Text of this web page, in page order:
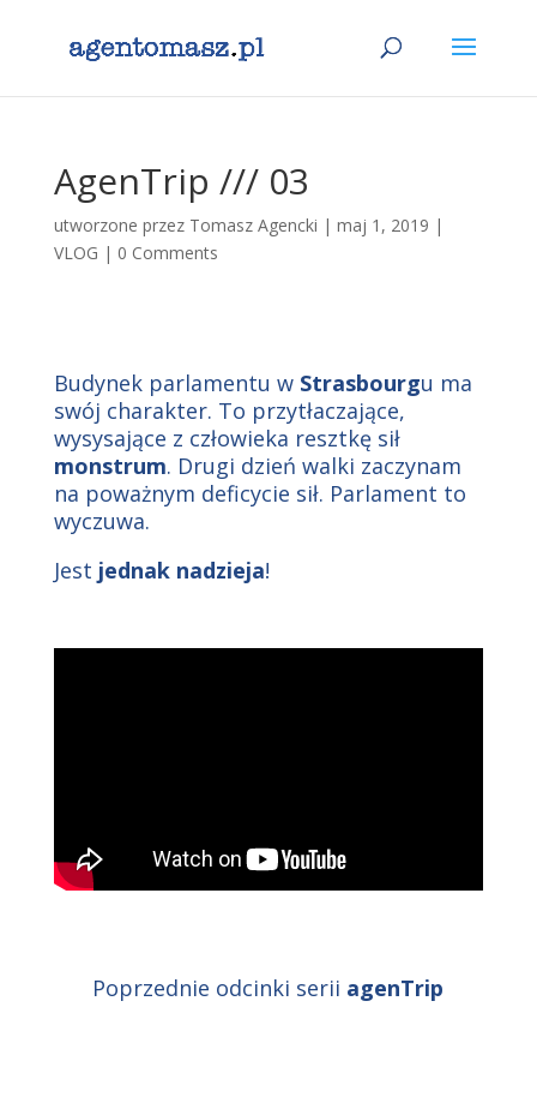
AgenTrip /// 03
utworzone przez Tomasz Agencki | maj 1, 2019 |
VLOG | 0 Comments
Budynek parlamentu w Strasbourgu ma
swój charakter. To przytłaczające,
wysysające z człowieka resztkę sił
monstrum. Drugi dzień walki zaczynam
na poważnym deficycie sił. Parlament to
wyczuwa.
Jest jednak nadzieja!
Poprzednie odcinki serii agenTrip